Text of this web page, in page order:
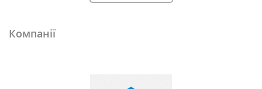
Компанії